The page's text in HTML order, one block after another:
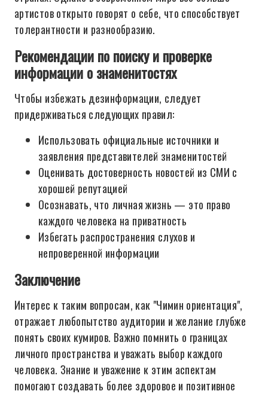
артистов открыто говорят о себе, что способствует
толерантности и разнообразию.
Рекомендации по поиску и проверке
информации о знаменитостях
Чтобы избежать дезинформации, следует
придерживаться следующих правил:
Использовать официальные источники и
заявления представителей знаменитостей
Оценивать достоверность новостей из СМИ с
хорошей репутацией
Осознавать, что личная жизнь — это право
каждого человека на приватность
Избегать распространения слухов и
непроверенной информации
Заключение
Интерес к таким вопросам, как "Чимин ориентация",
отражает любопытство аудитории и желание глубже
понять своих кумиров. Важно помнить о границах
личного пространства и уважать выбор каждого
человека. Знание и уважение к этим аспектам
помогают создавать более здоровое и позитивное